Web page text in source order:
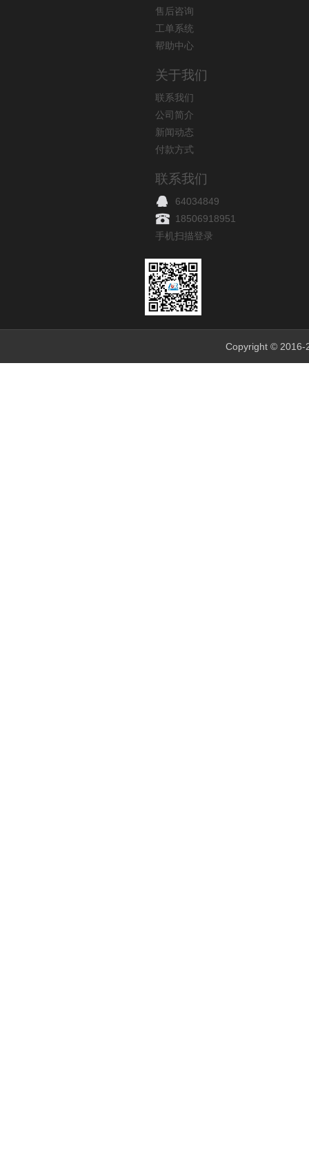
售后咨询
工单系统
帮助中心
关于我们
联系我们
公司简介
新闻动态
付款方式
联系我们
64034849
18506918951
手机扫描登录
Copyright © 2016-